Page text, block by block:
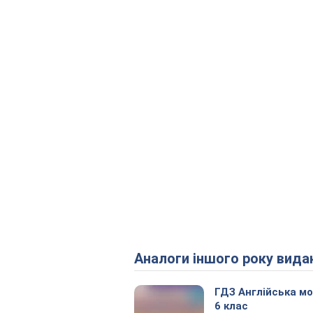
Аналоги іншого року
ГДЗ Англійська
6 клас